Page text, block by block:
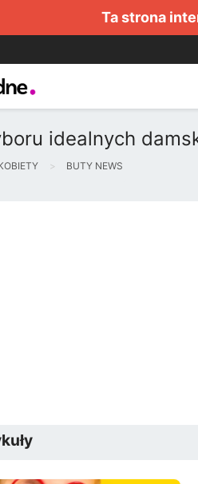
Ta strona
idealnych
BUTY NEWS